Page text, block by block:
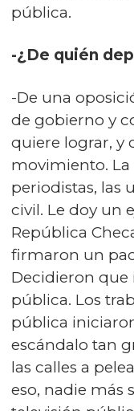
pública.
-¿De quién
-De una
de gobierno y
quiere lograr, y
movimiento.
periodistas, las
civil. Le doy un
República
firmaron un
Decidieron que
pública. Los
pública
escándalo tan
las calles a
eso, nadie más